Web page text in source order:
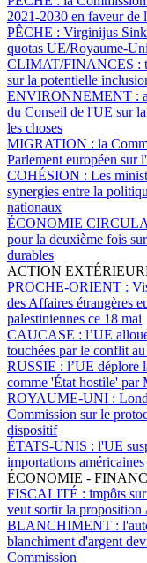
2021-2030 en faveur de
PÊCHE : Virginijus
quotas UE/Royaume-
CLIMAT/FINANCES :
sur la potentielle
ENVIRONNEMENT :
du Conseil de l'UE sur
les choses
MIGRATION : la
Parlement européen sur
COHÉSION : Les
synergies entre la
nationaux
ÉCONOMIE
pour la deuxième fois
durables
ACTION
PROCHE-ORIENT :
des Affaires étrangères
palestiniennes ce 18 mai
CAUCASE : l’UE
touchées par le conflit
RUSSIE : l’UE déplore
comme 'État hostile' par
ROYAUME-UNI :
Commission sur le
dispositif
ÉTATS-UNIS : l'UE
importations américaines
ÉCONOMIE -
FISCALITÉ : impôts
veut sortir la proposition
BLANCHIMENT :
blanchiment d'argent
Commission